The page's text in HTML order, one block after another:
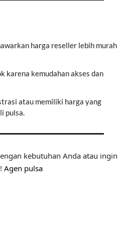
harga reseller lebih murah
karena kemudahan akses dan
atau memiliki harga yang
pulsa.
kebutuhan Anda atau ingin
Agen pulsa